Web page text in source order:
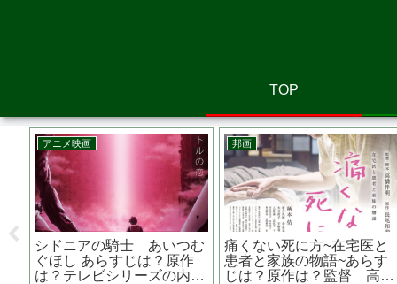
TOP
克洋
せない
邦画
空白 あらすじは？原作者
は？ロケ地は？ 古田新太、
松坂桃李主演
テスラ エジソンが
天才 あらすじは？
テスラ・モーターズ